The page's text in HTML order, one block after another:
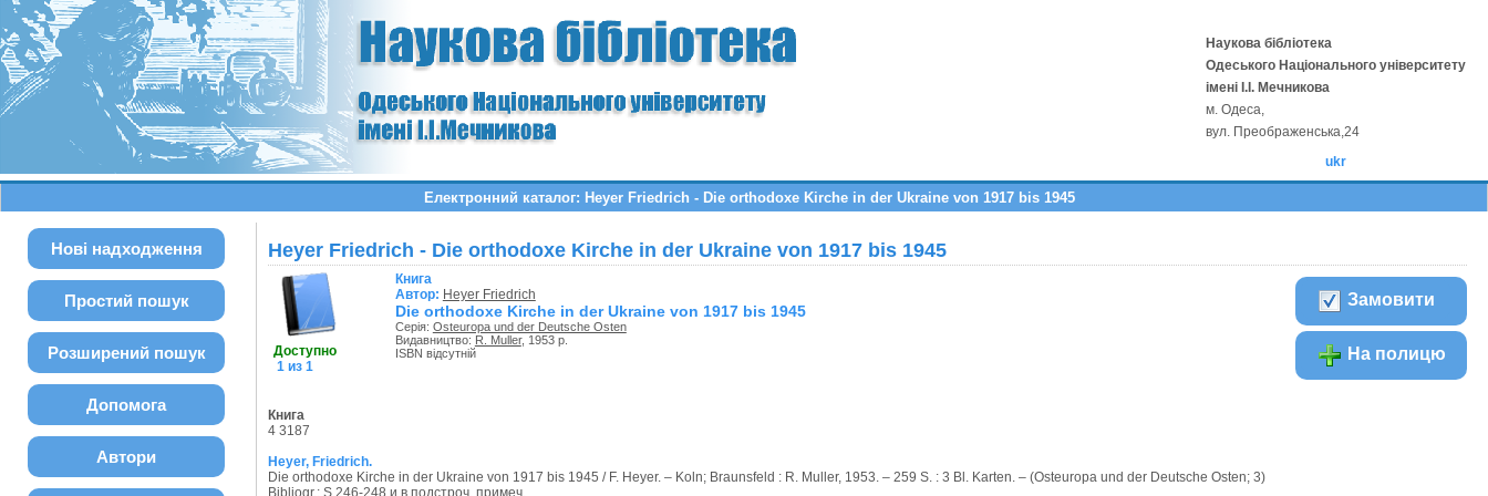
Наукова бібліотека
Одеського Національного університету
імені І.І. Мечникова
м. Одеса,
вул. Преображенська,24
ukr
Електронний каталог: Heyer Friedrich - Die orthodoxe Kirche in der Ukraine von 1917 bis 1945
Нові надходження
Простий пошук
Розширений пошук
Допомога
Автори
Heyer Friedrich - Die orthodoxe Kirche in der Ukraine von 1917 bis 1945
Доступно
1 из 1
Книга
Автор: Heyer Friedrich
Die orthodoxe Kirche in der Ukraine von 1917 bis 1945
Серія: Osteuropa und der Deutsche Osten
Видавництво: R. Muller, 1953 р.
ISBN відсутній
Замовити
На полицю
Книга
4 3187
Heyer, Friedrich.
Die orthodoxe Kirche in der Ukraine von 1917 bis 1945 / F. Heyer. – Koln; Braunsfeld : R. Muller, 1953. – 259 S. : 3 Bl. Karten. – (Osteuropa und der Deutsche Osten; 3)
Bibliogr.: S.246-248 и в подстроч. примеч.